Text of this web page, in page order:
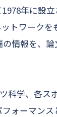
年に設
トワーク
情報を、
科学、各
ォーマン